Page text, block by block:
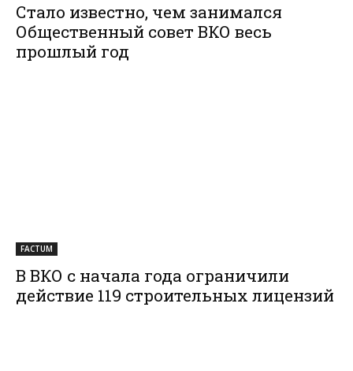
Стало известно, чем занимался
Общественный совет ВКО весь
прошлый год
FACTUM
В ВКО с начала года ограничили
действие 119 строительных лицензий